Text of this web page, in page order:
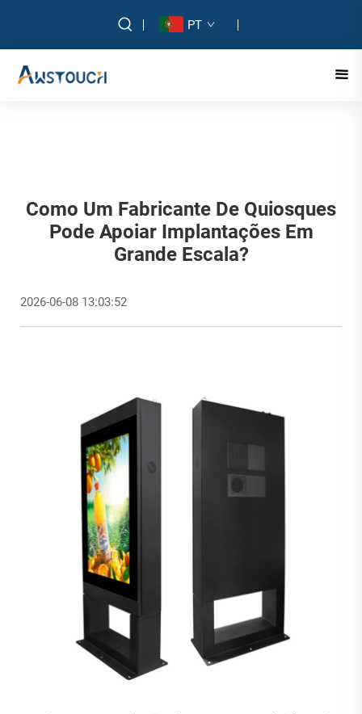
PT
Como Um Fabricante De Quiosques
Pode Apoiar Implantações Em
Grande Escala?
2026-06-08 13:03:52